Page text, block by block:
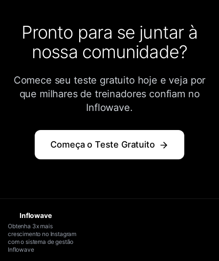
Pronto para se juntar à
nossa comunidade?
Comece seu teste gratuito hoje e veja por
que milhares de treinadores confiam no
Inflowave.
Começa o Teste Gratuito
Inflowave
Obtenha 3x mais
crescimento no Instagram
com o sistema de gestão
Inflowave